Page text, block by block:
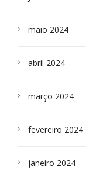
maio 2024
abril 2024
março 2024
fevereiro 2024
janeiro 2024